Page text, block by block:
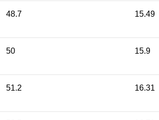
48.7 15.49
50 15.9
51.2 16.31